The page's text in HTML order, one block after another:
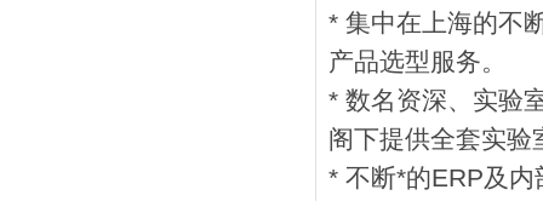
* 集中在上海的不
产品选型服务。
* 数名资深、实验
阁下提供全套实验
* 不断*的ERP及